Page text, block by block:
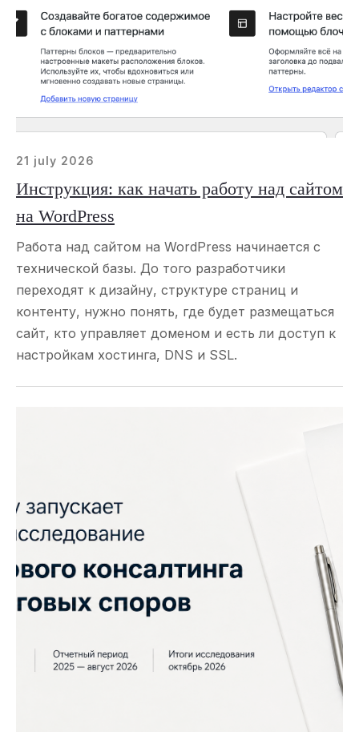
21 july 2026
Инструкция: как начать работу над сайтом
на WordPress
Работа над сайтом на WordPress начинается с
технической базы. До того разработчики
переходят к дизайну, структуре страниц и
контенту, нужно понять, где будет размещаться
сайт, кто управляет доменом и есть ли доступ к
настройкам хостинга, DNS и SSL.